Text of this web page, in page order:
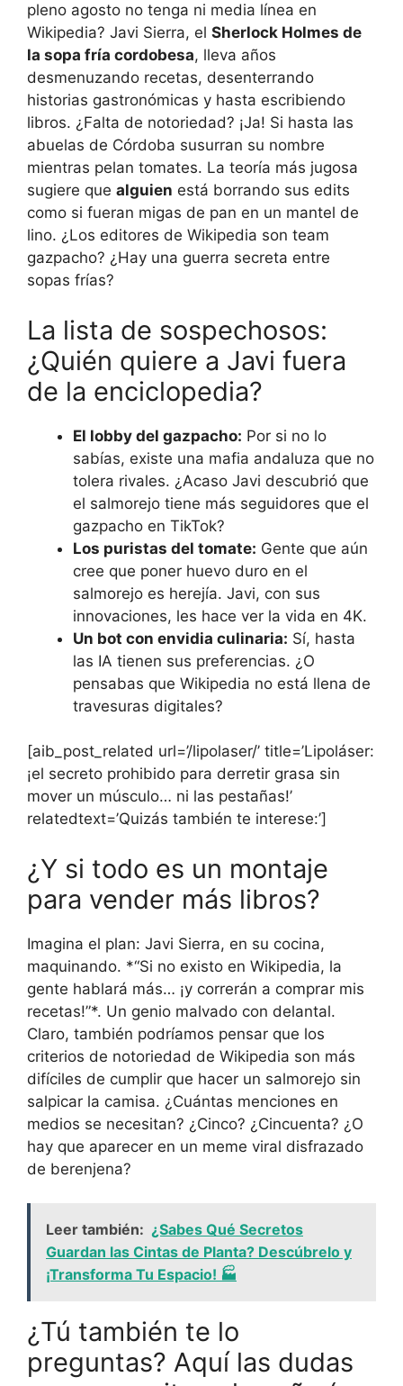
pleno agosto no tenga ni media línea en
Wikipedia? Javi Sierra, el Sherlock Holmes de
la sopa fría cordobesa, lleva años
desmenuzando recetas, desenterrando
historias gastronómicas y hasta escribiendo
libros. ¿Falta de notoriedad? ¡Ja! Si hasta las
abuelas de Córdoba susurran su nombre
mientras pelan tomates. La teoría más jugosa
sugiere que alguien está borrando sus edits
como si fueran migas de pan en un mantel de
lino. ¿Los editores de Wikipedia son team
gazpacho? ¿Hay una guerra secreta entre
sopas frías?
La lista de sospechosos:
¿Quién quiere a Javi fuera
de la enciclopedia?
El lobby del gazpacho: Por si no lo
sabías, existe una mafia andaluza que no
tolera rivales. ¿Acaso Javi descubrió que
el salmorejo tiene más seguidores que el
gazpacho en TikTok?
Los puristas del tomate: Gente que aún
cree que poner huevo duro en el
salmorejo es herejía. Javi, con sus
innovaciones, les hace ver la vida en 4K.
Un bot con envidia culinaria: Sí, hasta
las IA tienen sus preferencias. ¿O
pensabas que Wikipedia no está llena de
travesuras digitales?
[aib_post_related url=’/lipolaser/’ title=’Lipoláser:
¡el secreto prohibido para derretir grasa sin
mover un músculo… ni las pestañas!’
relatedtext=’Quizás también te interese:’]
¿Y si todo es un montaje
para vender más libros?
Imagina el plan: Javi Sierra, en su cocina,
maquinando. *“Si no existo en Wikipedia, la
gente hablará más… ¡y correrán a comprar mis
recetas!”*. Un genio malvado con delantal.
Claro, también podríamos pensar que los
criterios de notoriedad de Wikipedia son más
difíciles de cumplir que hacer un salmorejo sin
salpicar la camisa. ¿Cuántas menciones en
medios se necesitan? ¿Cinco? ¿Cincuenta? ¿O
hay que aparecer en un meme viral disfrazado
de berenjena?
Leer también: ¿Sabes Qué Secretos
Guardan las Cintas de Planta? Descúbrelo y
¡Transforma Tu Espacio! 🏭
¿Tú también te lo
preguntas? Aquí las dudas